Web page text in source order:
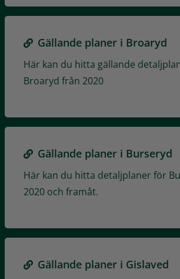
Gällande planer i Broaryd
Här kan du hitta gällande
Broaryd från 2020
Gällande planer i Burseryd
Här kan du hitta detaljplaner för
2020 och framåt.
Gällande planer i Gislaved